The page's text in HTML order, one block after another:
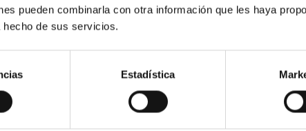
pueden combinarla con otra información que les haya
hecho de sus servicios.
Estadística